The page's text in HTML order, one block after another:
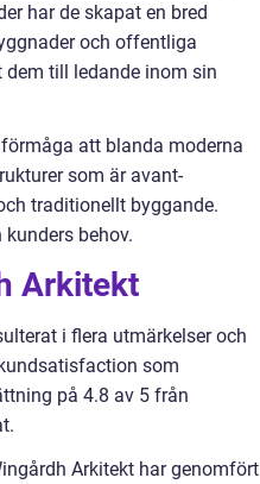
har de skapat en bred
och offentliga
dem till ledande inom sin
att blanda moderna
som är avant-
traditionellt byggande.
behov.
Arkitekt
i flera utmärkelser och
som
på 4.8 av 5 från
Arkitekt har genomfört